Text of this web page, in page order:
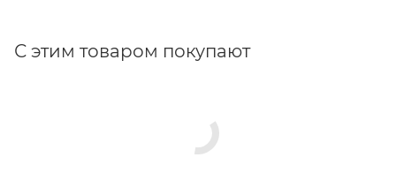
С этим товаром покупают